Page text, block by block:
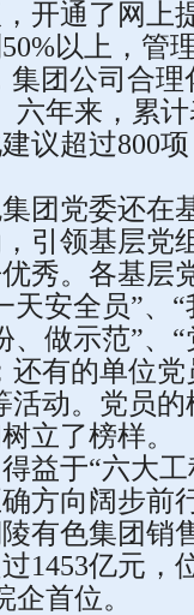
开通了网上
以上，管
集团公司合
六年来，累
议超过800
党委还在
引领基层党
秀。各基层
天安全员”、
做示范”、
还有的单位
活动。党员
立了榜样。
于“六大工
方向阔步前
有色集团销
1453亿元，
首位。